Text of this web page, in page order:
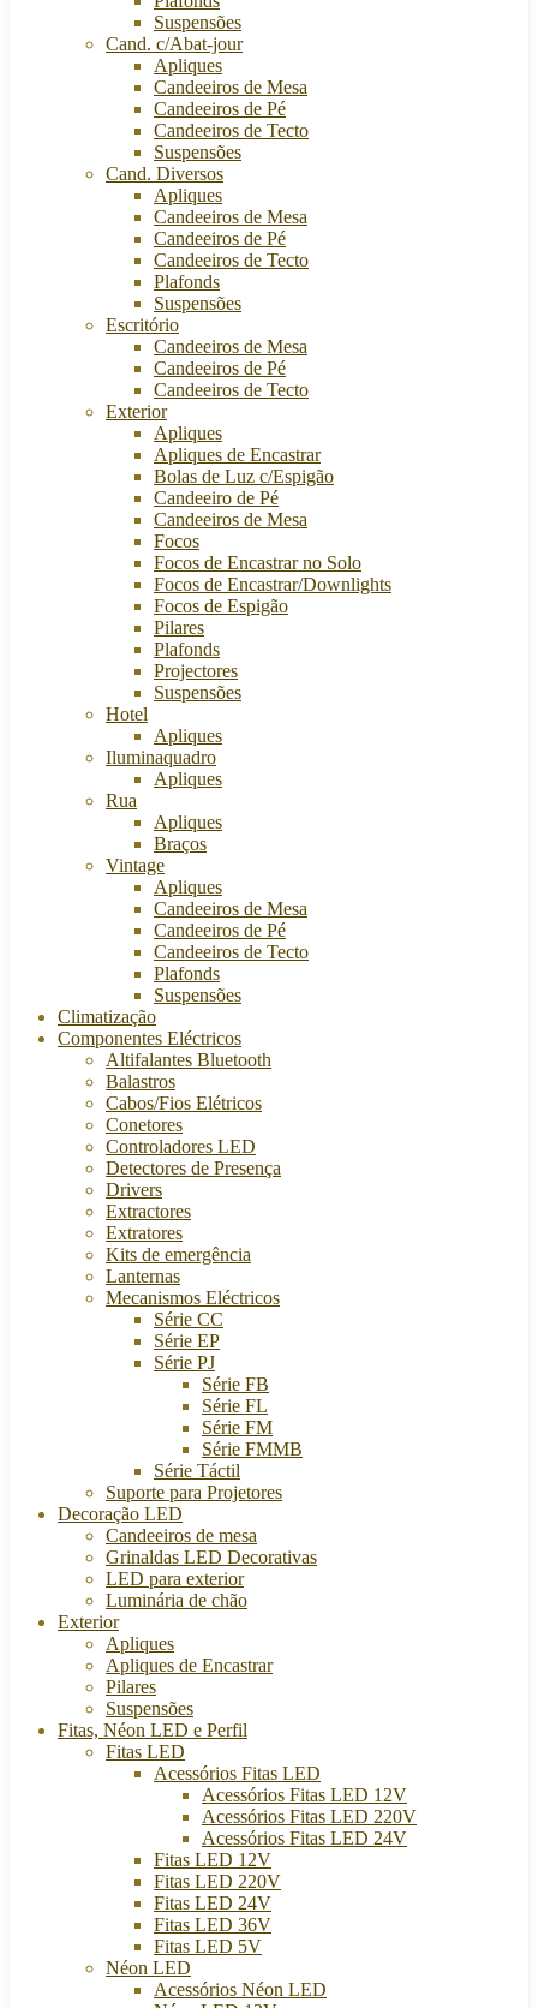
Suspensões
Cand. c/Abat-jour
Apliques
Candeeiros de Mesa
Candeeiros de Pé
Candeeiros de Tecto
Suspensões
Cand. Diversos
Apliques
Candeeiros de Mesa
Candeeiros de Pé
Candeeiros de Tecto
Plafonds
Suspensões
Escritório
Candeeiros de Mesa
Candeeiros de Pé
Candeeiros de Tecto
Exterior
Apliques
Apliques de Encastrar
Bolas de Luz c/Espigão
Candeeiro de Pé
Candeeiros de Mesa
Focos
Focos de Encastrar no Solo
Focos de Encastrar/Downlights
Focos de Espigão
Pilares
Plafonds
Projectores
Suspensões
Hotel
Apliques
Iluminaquadro
Apliques
Rua
Apliques
Braços
Vintage
Apliques
Candeeiros de Mesa
Candeeiros de Pé
Candeeiros de Tecto
Plafonds
Suspensões
Climatização
Componentes Eléctricos
Altifalantes Bluetooth
Balastros
Cabos/Fios Elétricos
Conetores
Controladores LED
Detectores de Presença
Drivers
Extractores
Extratores
Kits de emergência
Lanternas
Mecanismos Eléctricos
Série CC
Série EP
Série PJ
Série FB
Série FL
Série FM
Série FMMB
Série Táctil
Suporte para Projetores
Decoração LED
Candeeiros de mesa
Grinaldas LED Decorativas
LED para exterior
Luminária de chão
Exterior
Apliques
Apliques de Encastrar
Pilares
Suspensões
Fitas, Néon LED e Perfil
Fitas LED
Acessórios Fitas LED
Acessórios Fitas LED 12V
Acessórios Fitas LED 220V
Acessórios Fitas LED 24V
Fitas LED 12V
Fitas LED 220V
Fitas LED 24V
Fitas LED 36V
Fitas LED 5V
Néon LED
Acessórios Néon LED